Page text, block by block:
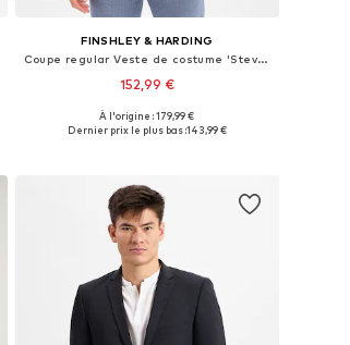
FINSHLEY & HARDING
Coupe regular Veste de costume 'Steven'
152,99 €
Disponible en plusieurs tailles
À l'origine : 179,99 €
Dernier prix le plus bas :143,99 €